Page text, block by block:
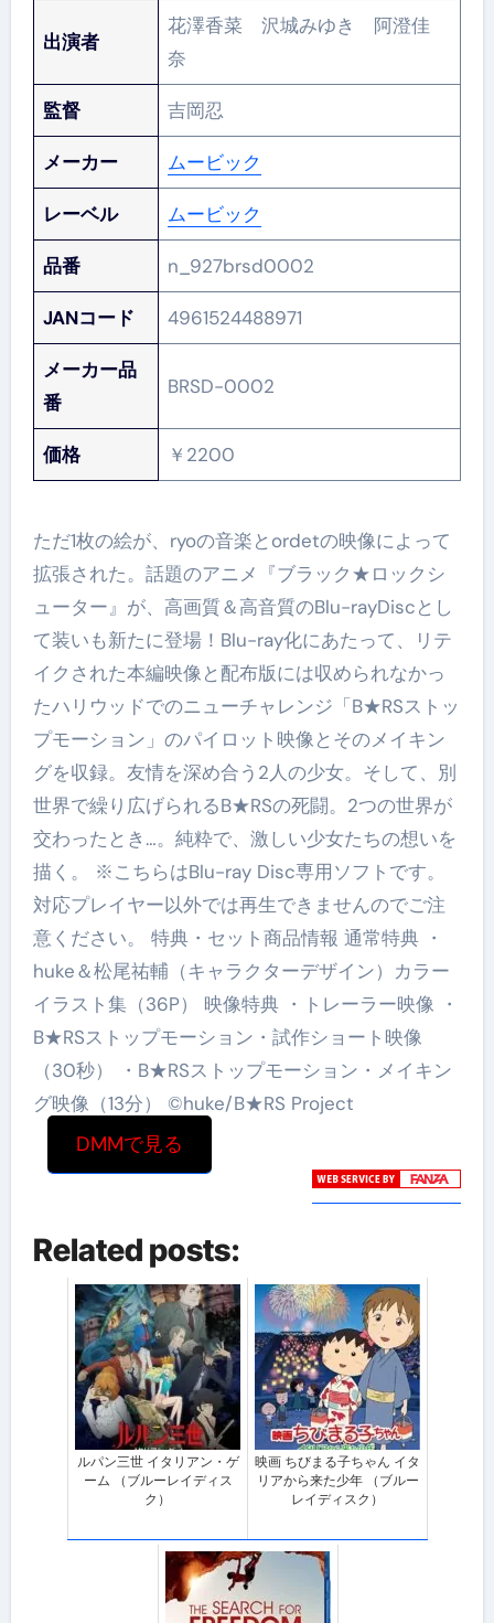
出演者
花澤香菜 沢城みゆき 阿澄佳
奈
監督 吉岡忍
メーカー ムービック
レーベル ムービック
品番 n_927brsd0002
JANコード 4961524488971
メーカー品
番
BRSD-0002
価格 ￥2200
ただ1枚の絵が、ryoの音楽とordetの映像によって
拡張された。話題のアニメ『ブラック★ロックシ
ューター』が、高画質＆高音質のBlu-rayDiscとし
て装いも新たに登場！Blu-ray化にあたって、リテ
イクされた本編映像と配布版には収められなかっ
たハリウッドでのニューチャレンジ「B★RSストッ
プモーション」のパイロット映像とそのメイキン
グを収録。友情を深め合う2人の少女。そして、別
世界で繰り広げられるB★RSの死闘。2つの世界が
交わったとき…。純粋で、激しい少女たちの想いを
描く。 ※こちらはBlu-ray Disc専用ソフトです。
対応プレイヤー以外では再生できませんのでご注
意ください。 特典・セット商品情報 通常特典 ・
huke＆松尾祐輔（キャラクターデザイン）カラー
イラスト集（36P） 映像特典 ・トレーラー映像 ・
B★RSストップモーション・試作ショート映像
（30秒） ・B★RSストップモーション・メイキン
グ映像（13分） ©huke/B★RS Project
DMMで見る
Related posts:
ルパン三世 イタリアン・ゲ
ーム （ブルーレイディス
ク）
映画 ちびまる子ちゃん イタ
リアから来た少年 （ブルー
レイディスク）